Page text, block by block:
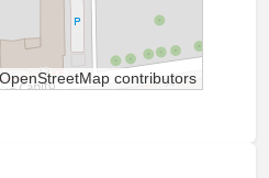
contributors